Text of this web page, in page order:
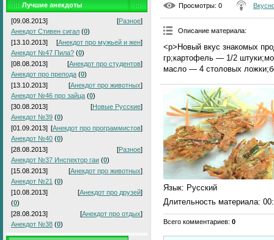
Лучшие анекдоты
[09.08.2013] [Разное]
Анекдот Стивен сигал (0)
[13.10.2013]
[Анекдот про мужьей и жен]
Анекдот №47 Пила? (0)
[08.08.2013]
[Анекдот про студентов]
Анекдот про препода (0)
[13.10.2013]
[Анекдот про животных]
Анекдот №46 про зайца (0)
[30.08.2013]
[Новые Русские]
Анекдот №39 (0)
[01.09.2013] [Анекдот про программистов]
Анекдот №40 (0)
[28.08.2013]
[Разное]
Анекдот №37 Инспектор гаи (0)
[15.08.2013]
[Анекдот про животных]
Анекдот №21 (0)
[10.08.2013]
[Анекдот про друзей]
(0)
[28.08.2013]
[Анекдот про отдых]
Анекдот №38 (0)
Просмотры: 0
Описание материала:
<p>Новый вкус знакомых
гр;картофель — 1/2
масло — 4 столовых
Язык: Русский
Длительность материала:
Всего комментариев: 0